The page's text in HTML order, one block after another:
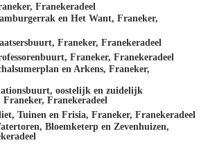
Franekeradeel
en Het Want, Franeker,
Franeker, Franekeradeel
Franeker, Franekeradeel
en Arkens, Franeker,
oostelijk en zuidelijk
Franekeradeel
Tuinen en Frisia, Franeker, Franekeradeel
Bloemketerp en Zevenhuizen,